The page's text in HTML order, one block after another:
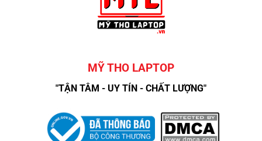
MỸ THO LAPTOP
"TẬN TÂM - UY TÍN - CHẤT LƯỢNG"